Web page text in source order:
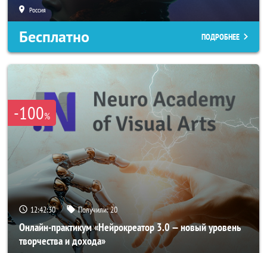
Россия
Бесплатно ПОДРОБНЕЕ
-100%
12:42:28 Получили:20
Онлайн-практикум «Нейрокреатор 3.0 — новый уровень
творчества и дохода»